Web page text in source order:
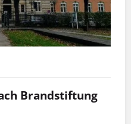
Brandstiftung